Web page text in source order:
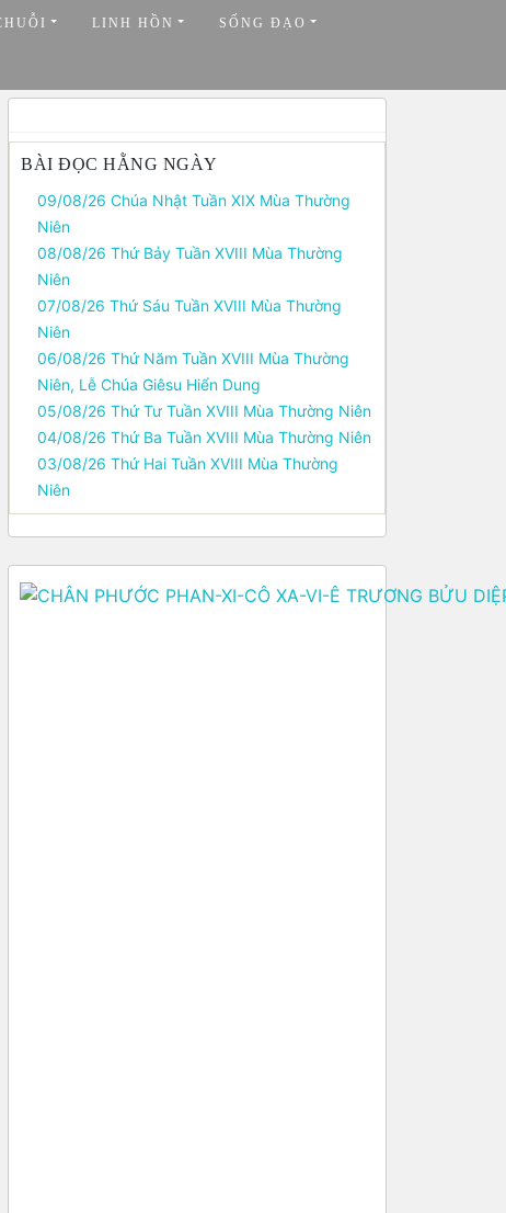
LINH HỒN SỐNG ĐẠO
BÀI ĐỌC HẰNG NGÀY
09/08/26 Chúa Nhật Tuần XIX Mùa Thường
Niên
08/08/26 Thứ Bảy Tuần XVIII Mùa Thường
Niên
07/08/26 Thứ Sáu Tuần XVIII Mùa Thường
Niên
06/08/26 Thứ Năm Tuần XVIII Mùa Thường
Niên, Lễ Chúa Giêsu Hiển Dung
05/08/26 Thứ Tư Tuần XVIII Mùa Thường Niên
04/08/26 Thứ Ba Tuần XVIII Mùa Thường Niên
03/08/26 Thứ Hai Tuần XVIII Mùa Thường
Niên